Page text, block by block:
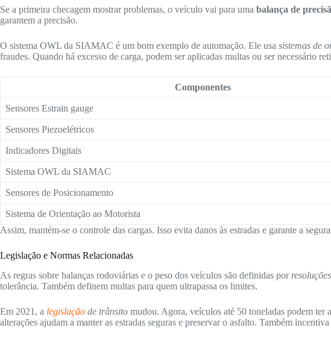
Se a primeira checagem mostrar problemas, o veículo vai para uma balança de
garantem a precisão.
O sistema OWL da SIAMAC é um bom exemplo de automação. Ele usa sistemas de
fraudes. Quando há excesso de carga, podem ser aplicadas multas ou ser necessário
Componentes
Sensores Estrain gauge
Sensores Piezoelétricos
Indicadores Digitais
Sistema OWL da SIAMAC
Sensores de Posicionamento
Sistema de Orientação ao Motorista
Assim, mantém-se o controle das cargas. Isso evita danos às estradas e garante a
Legislação e Normas Relacionadas
As regras sobre balanças rodoviárias e o peso dos veículos são definidas por
tolerância. Também definem multas para quem ultrapassa os limites.
Em 2021, a legislação de trânsito mudou. Agora, veículos até 50 toneladas podem ter
alterações ajudam a manter as estradas seguras e preservar o asfalto. Também